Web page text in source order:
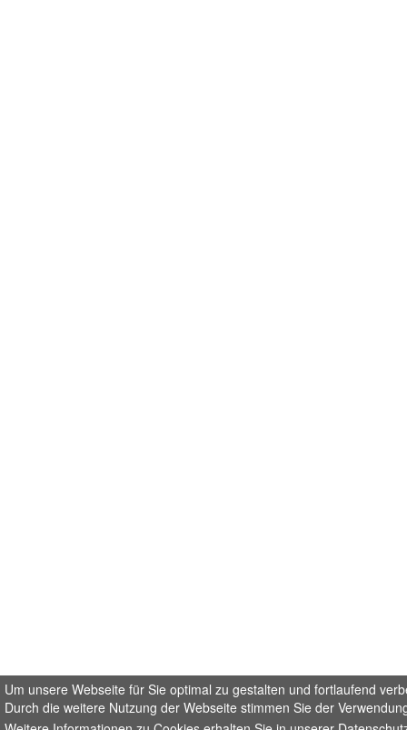
Um unsere Webseite für Sie optimal zu gestalten und fortlaufend
Durch die weitere Nutzung der Webseite stimmen Sie der